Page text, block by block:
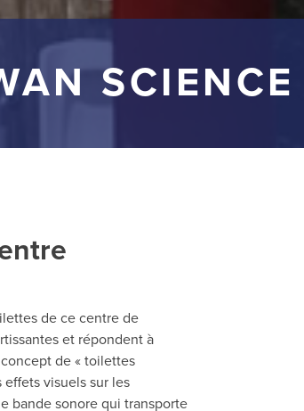
SCIENCE
de ce centre de
et répondent à
de « toilettes
visuels sur les
bande sonore qui transporte